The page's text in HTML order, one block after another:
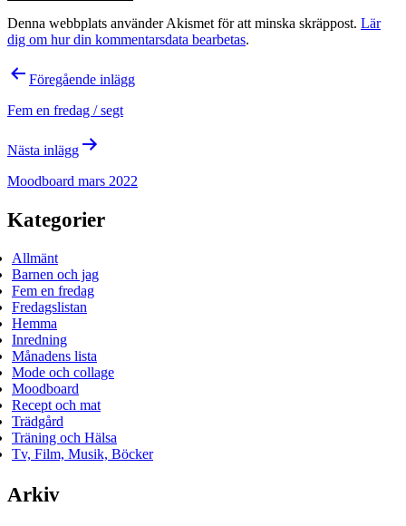
Denna webbplats använder Akismet för att minska skräppost. Lär
dig om hur din kommentarsdata bearbetas.
Inläggsnavigering
Föregående inlägg
Fem en fredag / segt
Nästa inlägg
Moodboard mars 2022
Kategorier
Allmänt
Barnen och jag
Fem en fredag
Fredagslistan
Hemma
Inredning
Månadens lista
Mode och collage
Moodboard
Recept och mat
Trädgård
Träning och Hälsa
Tv, Film, Musik, Böcker
Arkiv